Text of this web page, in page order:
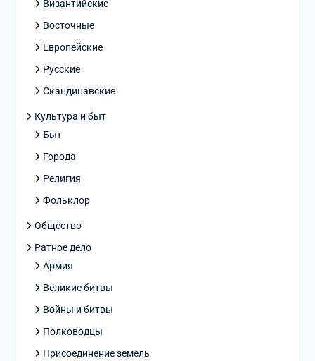
Византийские
Восточные
Европейские
Русские
Скандинавские
Культура и быт
Быт
Города
Религия
Фольклор
Общество
Ратное дело
Армия
Великие битвы
Войны и битвы
Полководцы
Присоединение земель